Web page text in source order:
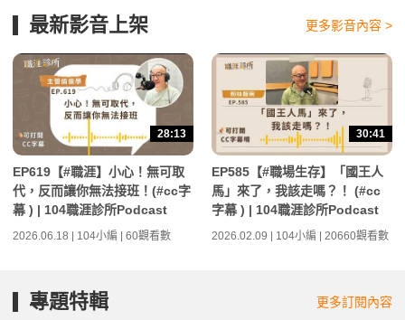
最新影音上架 更多影音內容 >
28:13
EP619【#職涯】小心！無可取
代，反而讓你無法接班！(#cc字
幕 ) | 104職涯診所Podcast
2026.06.18 | 104小編 | 60觀看數
30:41
EP585【#職場生存】「國王人
馬」來了，我該走嗎？！ (#cc
字幕 ) | 104職涯診所Podcast
2026.02.09 | 104小編 | 20660觀看數
專題特輯 更多訂閱內容